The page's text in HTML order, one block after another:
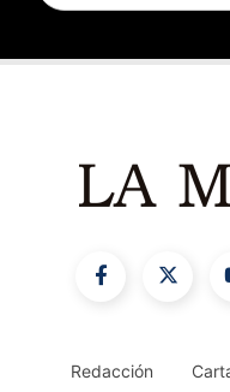
Redacción